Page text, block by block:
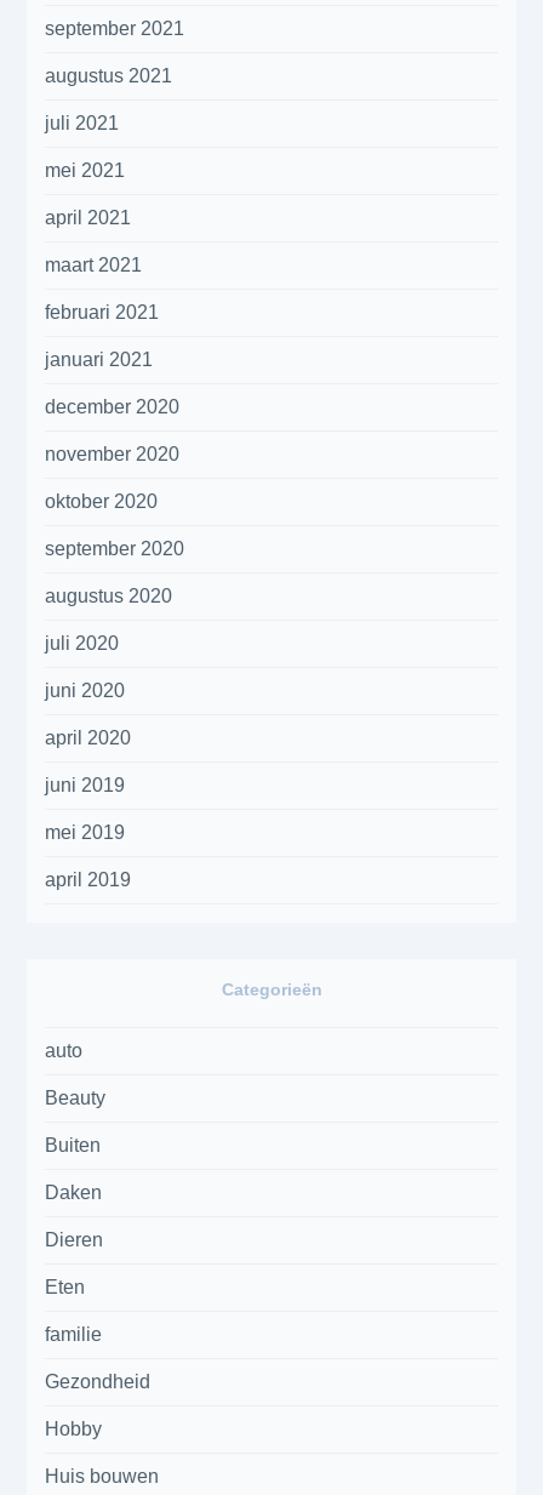
september 2021
augustus 2021
juli 2021
mei 2021
april 2021
maart 2021
februari 2021
januari 2021
december 2020
november 2020
oktober 2020
september 2020
augustus 2020
juli 2020
juni 2020
april 2020
juni 2019
mei 2019
april 2019
Categorieën
auto
Beauty
Buiten
Daken
Dieren
Eten
familie
Gezondheid
Hobby
Huis bouwen